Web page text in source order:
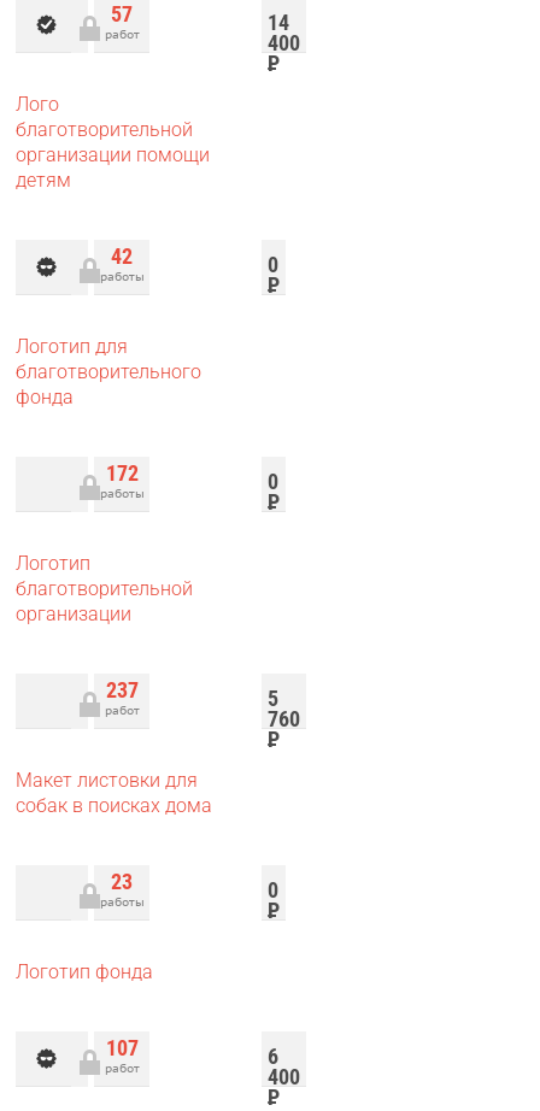
14
400
Р
57
работ
0
Р
Лого
благотворительной
организации помощи
детям
42
работы
0
Р
Логотип для
благотворительного
фонда
172
работы
5
760
Р
Логотип
благотворительной
организации
237
работ
0
Р
Макет листовки для
собак в поисках дома
23
работы
6
400
Р
Логотип фонда
107
работ